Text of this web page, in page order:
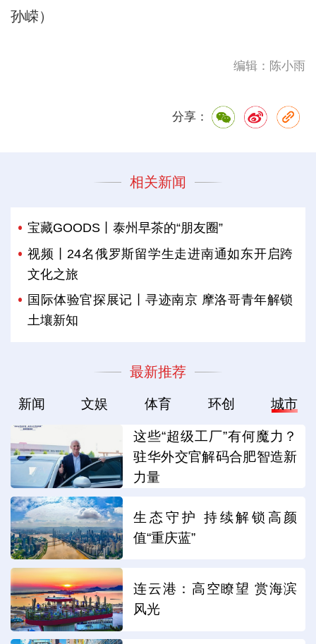
孙嵘）
编辑：陈小雨
分享：
相关新闻
宝藏GOODS丨泰州早茶的“朋友圈”
视频丨24名俄罗斯留学生走进南通如东开启跨
文化之旅
国际体验官探展记丨寻迹南京 摩洛哥青年解锁
土壤新知
最新推荐
新闻 文娱 体育 环创 城市
这些“超级工厂”有何魔力？
驻华外交官解码合肥智造新
力量
生态守护 持续解锁高颜
值“重庆蓝”
连云港：高空瞭望 赏海滨
风光